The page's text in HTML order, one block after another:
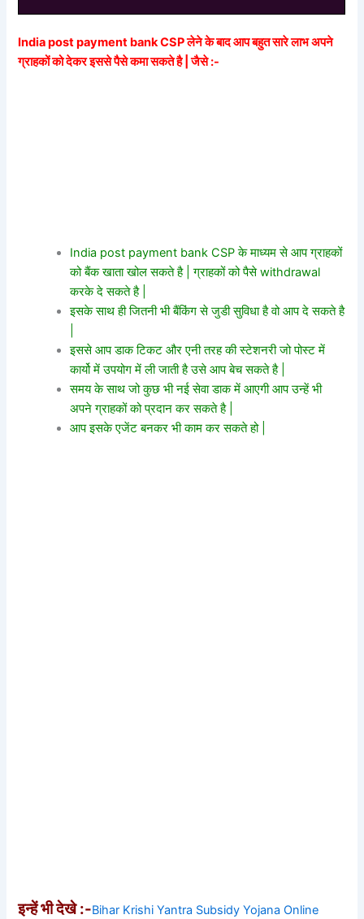
India post payment bank CSP लेने के बाद आप बहुत सारे लाभ अपने
ग्राहकों को देकर इससे पैसे कमा सकते है | जैसे :-
India post payment bank CSP के माध्यम से आप ग्राहकों
को बैंक खाता खोल सकते है | ग्राहकों को पैसे withdrawal
करके दे सकते है |
इसके साथ ही जितनी भी बैंकिंग से जुडी सुविधा है वो आप दे सकते है
इससे आप डाक टिकट और एनी तरह की स्टेशनरी जो पोस्ट में
कार्यो में उपयोग में ली जाती है उसे आप बेच सकते है |
समय के साथ जो कुछ भी नई सेवा डाक में आएगी आप उन्हें भी
अपने ग्राहकों को प्रदान कर सकते है |
आप इसके एजेंट बनकर भी काम कर सकते हो |
इन्हें भी देखे :-Bihar Krishi Yantra Subsidy Yojana Online